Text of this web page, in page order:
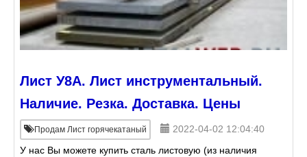
Лист У8А. Лист инструментальный.
Наличие. Резка. Доставка. Цены
Продам Лист горячекатаный
2022-04-02 12:04:40
У нас Вы можете купить сталь листовую (из наличия